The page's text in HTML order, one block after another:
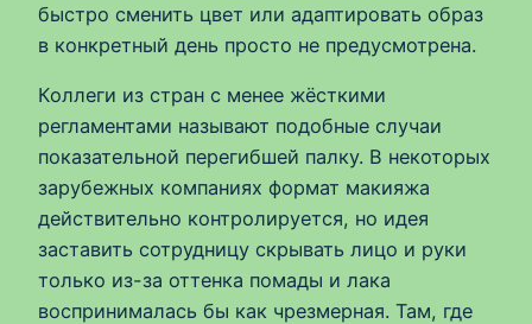
быстро сменить цвет или адаптировать образ
в конкретный день просто не предусмотрена.
Коллеги из стран с менее жёсткими
регламентами называют подобные случаи
показательной перегибшей палку. В некоторых
зарубежных компаниях формат макияжа
действительно контролируется, но идея
заставить сотрудницу скрывать лицо и руки
только из-за оттенка помады и лака
воспринималась бы как чрезмерная. Там, где